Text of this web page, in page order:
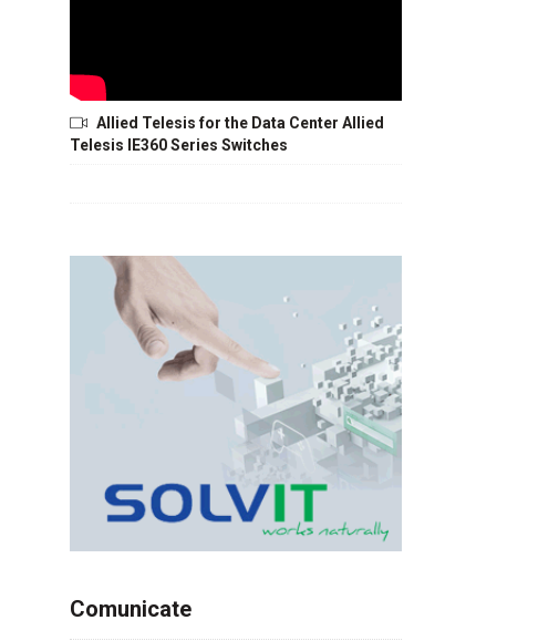
Allied Telesis for the Data Center Allied
Telesis IE360 Series Switches
Comunicate